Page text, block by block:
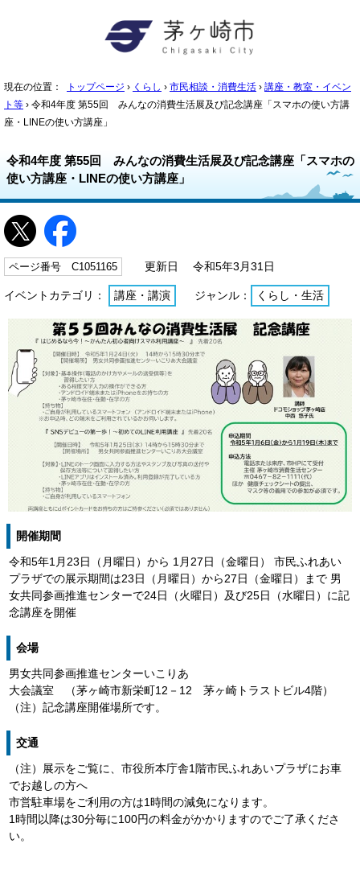
現在の位置： トップページ › くらし › 市民相談・消費生活 › 講座・教室・イベン
ト等 › 令和4年度 第55回 みんなの消費生活展及び記念講座「スマホの使い方講
座・LINEの使い方講座」
令和4年度 第55回 みんなの消費生活展及び記念講座「スマホの
使い方講座・LINEの使い方講座」
ページ番号 C1051165 更新日 令和5年3月31日
イベントカテゴリ： 講座・講演 ジャンル： くらし・生活
開催期間
令和5年1月23日（月曜日）から 1月27日（金曜日） 市民ふれあい
プラザでの展示期間は23日（月曜日）から27日（金曜日）まで 男
女共同参画推進センターで24日（火曜日）及び25日（水曜日）に記
念講座を開催
会場
男女共同参画推進センターいこりあ
大会議室 （茅ヶ崎市新栄町12－12 茅ヶ崎トラストビル4階）
（注）記念講座開催場所です。
交通
（注）展示をご覧に、市役所本庁舎1階市民ふれあいプラザにお車
でお越しの方へ
市営駐車場をご利用の方は1時間の減免になります。
1時間以降は30分毎に100円の料金がかかりますのでご了承くださ
い。